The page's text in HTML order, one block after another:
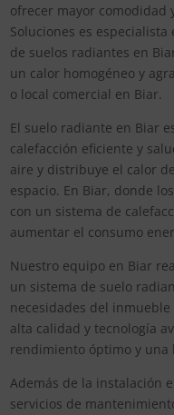
ofrecer mayor comodidad
Soluciones es
de suelos radiantes en
un calor homogéneo y
o local comercial en Biar.
El suelo radiante en Biar
calefacción eficiente y
aire y distribuye el calor
espacio. En Biar, donde
con un sistema de
aumentar el consumo
Nuestro equipo en Biar
un sistema de suelo
necesidades del
alta calidad y tecnología
rendimiento óptimo y
Además de la instalación
servicios de